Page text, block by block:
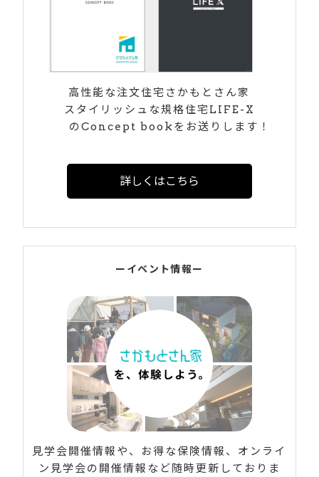
高性能な注文住宅さかもとさん家
スタイリッシュな規格住宅LIFE-X
のConcept bookをお送りします！
詳しくはこちら
ーイベント情報ー
見学会開催情報や、お得な保険情報、オンライ
ン見学会の開催情報など随時更新しておりま